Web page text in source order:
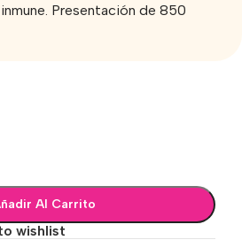
Presentación de 850
Al Carrito
wishlist